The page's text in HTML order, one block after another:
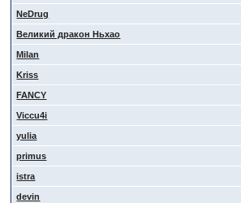
NeDrug
Великий дракон Ньхао
Milan
Kriss
FANCY
Viccu4i
yulia
primus
istra
devin